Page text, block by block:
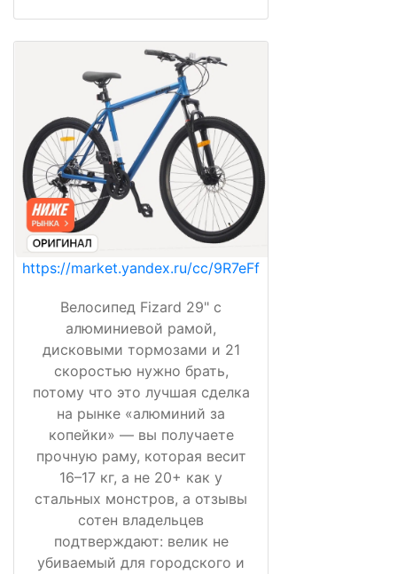
https://market.yandex.ru/cc/9R7eFf
Велосипед Fizard 29" с
алюминиевой рамой,
дисковыми тормозами и 21
скоростью нужно брать,
потому что это лучшая сделка
на рынке «алюминий за
копейки» — вы получаете
прочную раму, которая весит
16–17 кг, а не 20+ как у
стальных монстров, а отзывы
сотен владельцев
подтверждают: велик не
убиваемый для городского и